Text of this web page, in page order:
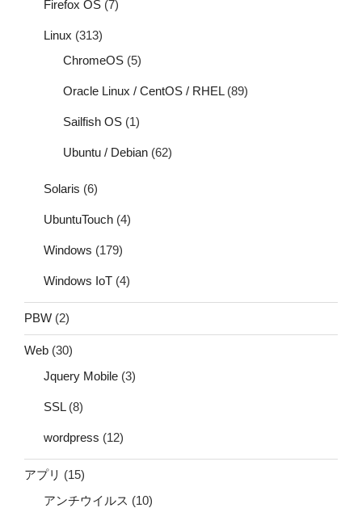
Firefox OS (7)
Linux (313)
ChromeOS (5)
Oracle Linux / CentOS / RHEL(89)
Sailfish OS (1)
Ubuntu / Debian (62)
Solaris (6)
UbuntuTouch (4)
Windows (179)
Windows IoT (4)
PBW (2)
Web (30)
Jquery Mobile (3)
SSL(8)
wordpress (12)
アプリ (15)
アンチウイルス (10)